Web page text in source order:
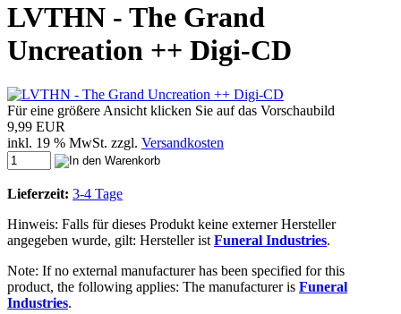
LVTHN - The Grand
Uncreation ++ Digi-CD
Für eine größere Ansicht klicken Sie auf das Vorschaubild
9,99 EUR
inkl. 19 % MwSt. zzgl. Versandkosten
Lieferzeit: 3-4 Tage
Hinweis: Falls für dieses Produkt keine externer Hersteller
angegeben wurde, gilt: Hersteller ist Funeral Industries.
Note: If no external manufacturer has been specified for this
product, the following applies: The manufacturer is Funeral
Industries.